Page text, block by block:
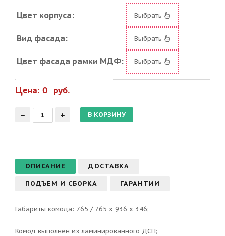
Цвет корпуса: Выбрать
Вид фасада: Выбрать
Цвет фасада рамки МДФ: Выбрать
Цена: 0 руб.
ОПИСАНИЕ ДОСТАВКА
ПОДЪЕМ И СБОРКА ГАРАНТИИ
Габариты комода: 765 / 765 х 936 х 346;
Комод выполнен из ламинированного ДСП;